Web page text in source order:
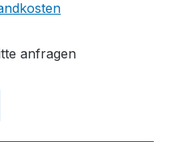
anfragen